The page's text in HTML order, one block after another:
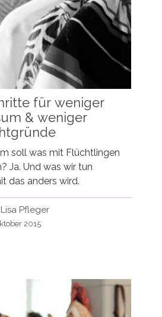
für weniger
& weniger
soll was mit Flüchtlingen
Ja. Und was wir tun
das anders wird.
Lisa Pfleger
2015